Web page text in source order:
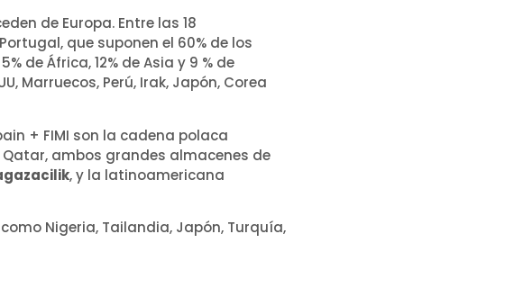
de Europa. Entre las 18
que suponen el 60% de los
de África, 12% de Asia y 9 % de
Marruecos, Perú, Irak, Japón, Corea
+ FIMI son la cadena polaca
Qatar, ambos grandes almacenes de
, y la latinoamericana
Nigeria, Tailandia, Japón, Turquía,